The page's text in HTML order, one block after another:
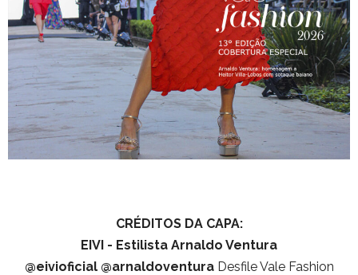
CRÉDITOS DA CAPA:
EIVI - Estilista Arnaldo Ventura
@eivioficial @arnaldoventuraDesfile Vale Fashion